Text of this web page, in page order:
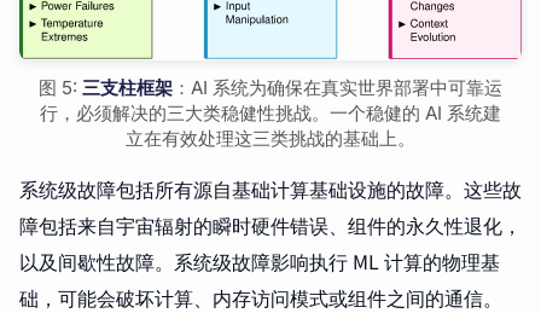
图 5: 三支柱框架 ：AI 系统为确保在真实世界部署中可靠运
行，必须解决的三大类稳健性挑战。一个稳健的 AI 系统建
立在有效处理这三类挑战的基础上。
系统级故障包括所有源自基础计算基础设施的故障。这些故
障包括来自宇宙辐射的瞬时硬件错误、组件的永久性退化，
以及间歇性故障。系统级故障影响执行 ML 计算的物理基
础，可能会破坏计算、内存访问模式或组件之间的通信。